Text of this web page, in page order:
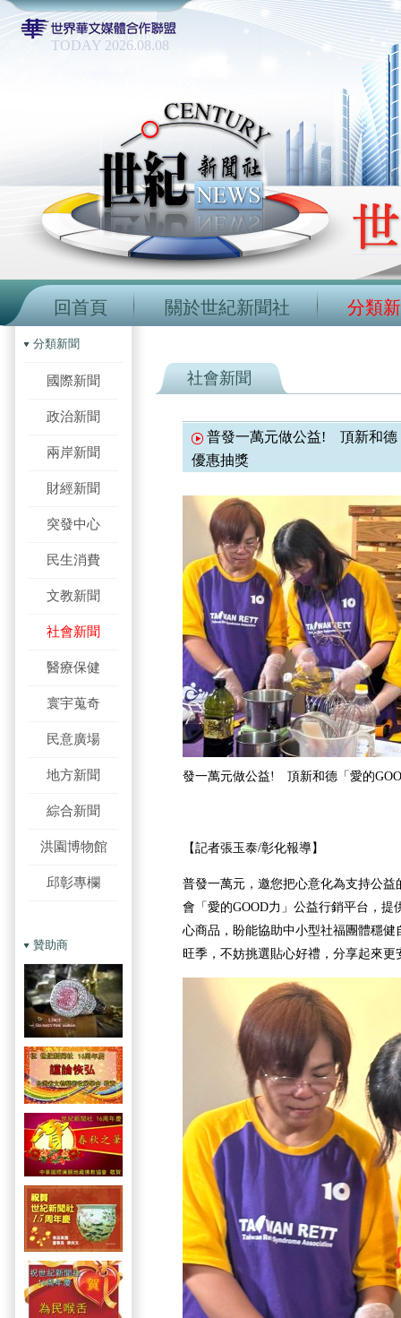
TODAY 2026.08.08
回首頁 關於世紀新聞社 分類
分類新聞
國際新聞
政治新聞
兩岸新聞
財經新聞
突發中心
民生消費
文教新聞
社會新聞
醫療保健
寰宇蒐奇
民意廣場
地方新聞
綜合新聞
洪園博物館
邱彰專欄
贊助商
社會新聞
普發一萬元做公益! 頂新和德
優惠抽獎
發一萬元做公益! 頂新和德「愛的
【記者張玉泰/彰化報導】
普發一萬元，邀您把心意化為支持公
會「愛的GOOD力」公益行銷平台，提
心商品，盼能協助中小型社福團體穩
旺季，不妨挑選貼心好禮，分享起來更